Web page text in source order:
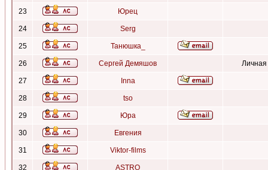
23 Юрец
24 Serg
25 Танюшка_
26 Сергей Демяшов Личная
27 Inna
28 tso
29 Юра
30 Евгения
31 Viktor-films
32 ASTRO